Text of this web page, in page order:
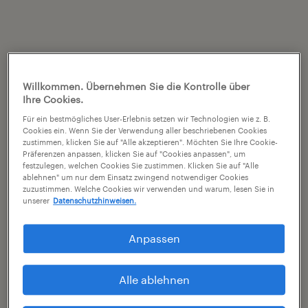
Willkommen. Übernehmen Sie die Kontrolle über
Ihre Cookies.
Für ein bestmögliches User-Erlebnis setzen wir Technologien wie z. B.
Cookies ein. Wenn Sie der Verwendung aller beschriebenen Cookies
zustimmen, klicken Sie auf "Alle akzeptieren". Möchten Sie Ihre Cookie-
Präferenzen anpassen, klicken Sie auf "Cookies anpassen", um
festzulegen, welchen Cookies Sie zustimmen. Klicken Sie auf "Alle
ablehnen" um nur dem Einsatz zwingend notwendiger Cookies
zuzustimmen. Welche Cookies wir verwenden und warum, lesen Sie in
unserer Datenschutzhinweisen.
Anpassen
Alle ablehnen